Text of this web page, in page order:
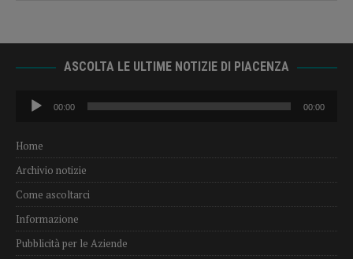
ASCOLTA LE ULTIME NOTIZIE DI PIACENZA
Audio
Player
00:00 00:00
Home
Archivio notizie
Come ascoltarci
Informazione
Pubblicità per le Aziende